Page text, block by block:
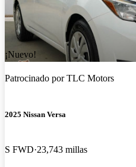
¡Nuevo!
Patrocinado porTLC Motors
2025 Nissan Versa
S FWD 23,743 millas